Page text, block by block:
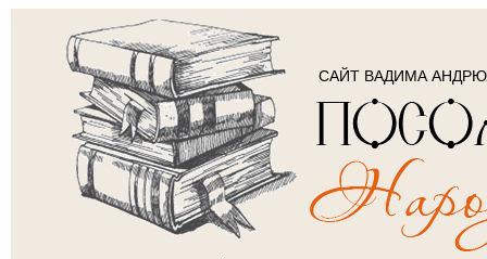
САЙТ ВАДИМА